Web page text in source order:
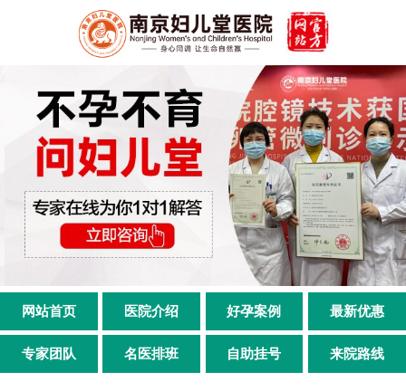
网站首页 医院介绍 好孕案例 最新优惠
专家团队 名医排班 自助挂号 来院路线